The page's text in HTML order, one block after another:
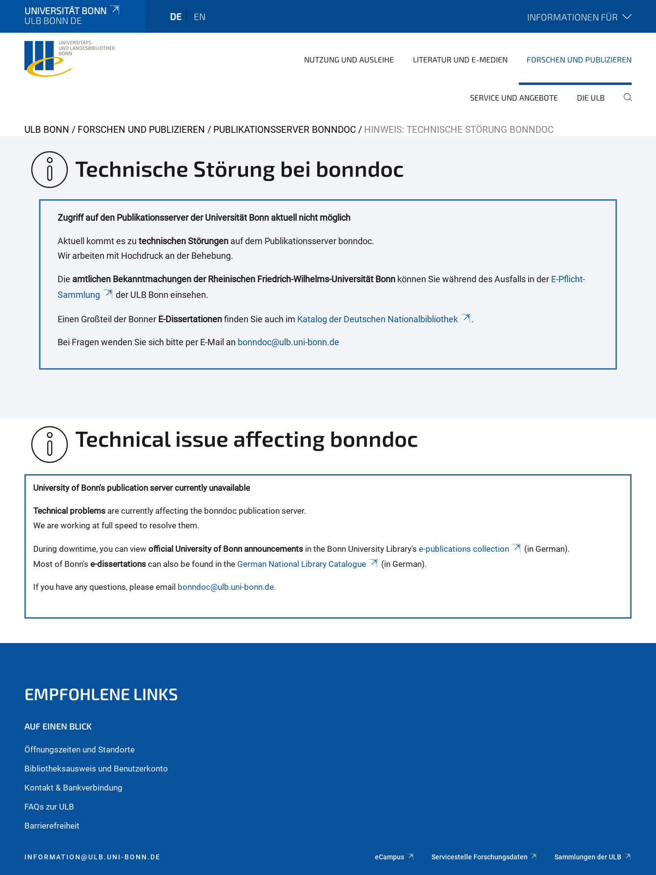
UNIVERSITÄT BONN
ULB BONN DE
DE EN INFORMATIONEN FÜR
NUTZUNG UND AUSLEIHE LITERATUR UND E-MEDIEN FORSCHEN UND PUBLIZIEREN
SERVICE UND ANGEBOTE DIE ULB
Y
ULB BONN FORSCHEN UND PUBLIZIEREN PUBLIKATIONSSERVER BONNDOC HINWEIS: TECHNISCHE STÖRUNG BONNDOC
Technische Störung bei bonndoc
Zugriff auf den Publikationsserver der Universität Bonn aktuell nicht möglich
Aktuell kommt es zu technischen Störungen auf dem Publikationsserver bonndoc.
Wir arbeiten mit Hochdruck an der Behebung.
Die amtlichen Bekanntmachungen der Rheinischen Friedrich-Wilhelms-Universität Bonn können Sie während des Ausfalls in der E-Pflicht-
Sammlung
der ULB Bonn einsehen.
Einen Großteil der Bonner E-Dissertationenfinden Sie auch im Katalog der Deutschen Nationalbibliothek .
Bei Fragen wenden Sie sich bitte per E-Mail an bonndoc@ulb.uni-bonn.de
Technical issue affecting bonndoc
University of Bonn's publication server currently unavailable
Technical problems are currently affecting the bonndoc publication server.
We are working at full speed to resolve them.
During downtime, you can view official University of Bonn announcements in the Bonn University Library's e-publications collection
(in German).
Most of Bonn's e-dissertations can also be found in the German National Library Catalogue (in German).
If you have any questions, please email bonndoc@ulb.uni-bonn.de.
EMPFOHLENE LINKS
AUF EINEN BLICK
Öffnungszeiten und Standorte
Bibliotheksausweis und Benutzerkonto
Kontakt & Bankverbindung
FAQs zur ULB
Barrierefreiheit
INFORMATION@ULB.UNI-BONN.DE eCampus Servicestelle Forschungsdaten Sammlungen der ULB